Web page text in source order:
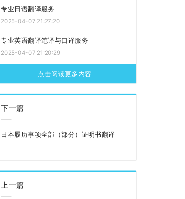
专业日语翻译服务
2025-04-07 21:27:20
专业英语翻译笔译与口译服务
2025-04-07 21:20:29
点击阅读更多内容
下一篇
日本履历事项全部（部分）证明书翻译
上一篇